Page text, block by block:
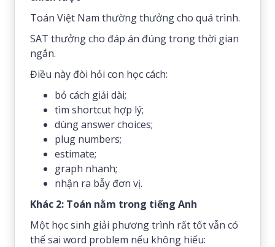
Toán Việt Nam thường thưởng cho quá trình.
SAT thưởng cho đáp án đúng trong thời gian
ngắn.
Điều này đòi hỏi con học cách:
bỏ cách giải dài;
tìm shortcut hợp lý;
dùng answer choices;
plug numbers;
estimate;
graph nhanh;
nhận ra bẫy đơn vị.
Khác 2: Toán nằm trong tiếng Anh
Một học sinh giải phương trình rất tốt vẫn có
thể sai word problem nếu không hiểu: